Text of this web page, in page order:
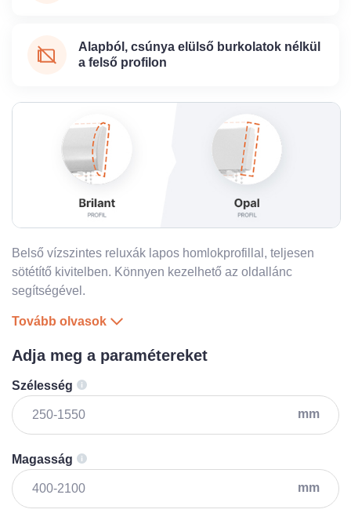
Alapból, csúnya elülső burkolatok nélkül
a felső profilon
Belső vízszintes reluxák lapos homlokprofillal, teljesen
sötétítő kivitelben. Könnyen kezelhető az oldallánc
segítségével.
Tovább olvasok
Adja meg a paramétereket
Szélesség
mm
Magasság
mm